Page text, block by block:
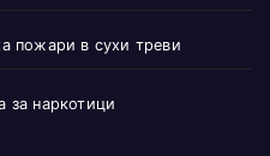
пожари в сухи треви
за наркотици